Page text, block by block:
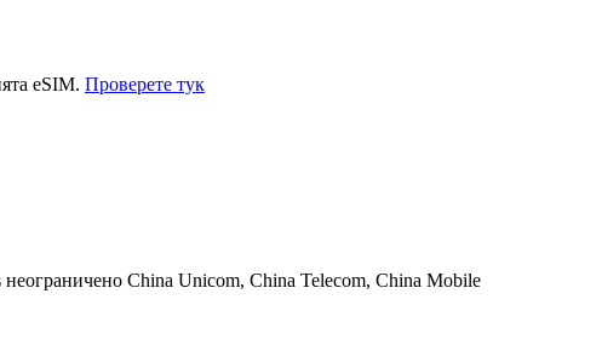
eSIM. Проверете тук
неограничено China Unicom, China Telecom, China Mobile